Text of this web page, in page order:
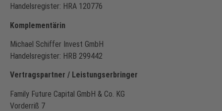
Handelsregister: HRA 120776
Komplementärin
Michael Schiffer Invest GmbH
Handelsregister: HRB 299442
Vertragspartner / Leistungserbringer
Family Future Capital GmbH & Co. KG
Vorderriß 7